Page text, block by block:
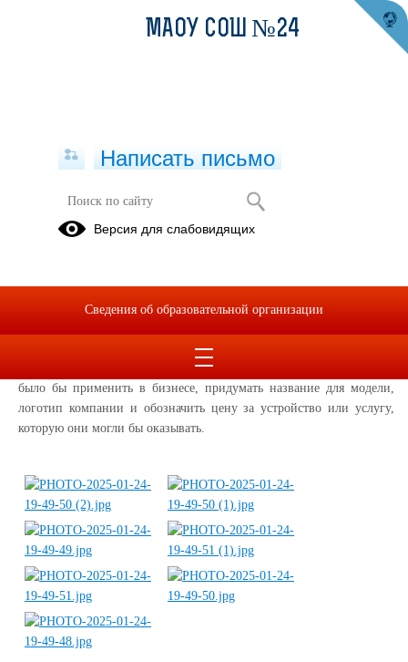
26.12.24, Бизнес-проект будущего
В нашей школе у ребят, которые занимаются в техническом
направлении "Робототехника" прошло занятие-проект. Ребята
создать собственную разработку и придумать бизнес-план. Ребятам
необходимо было разработать модель устройства, которое можно
было бы применить в бизнесе, придумать название для модели,
логотип компании и обозначить цену за устройство или услугу,
которую они могли бы оказывать.
МАОУ СОШ №24
Написать письмо
Версия для слабовидящих
Сведения об образовательной организации